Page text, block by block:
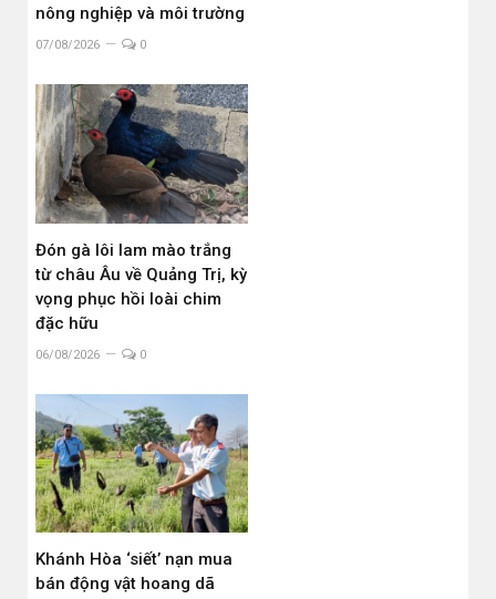
nông nghiệp và môi trường
07/08/2026 0
Đón gà lôi lam mào trắng
từ châu Âu về Quảng Trị, kỳ
vọng phục hồi loài chim
đặc hữu
06/08/2026 0
Khánh Hòa ‘siết’ nạn mua
bán động vật hoang dã